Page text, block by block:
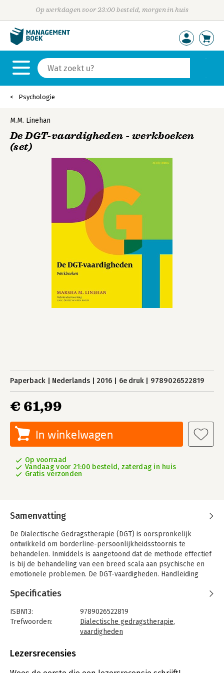
Op werkdagen voor 23:00 besteld, morgen in huis
Psychologie
M.M. Linehan
De DGT-vaardigheden - werkboeken
(set)
Paperback Nederlands 2016 6e druk 9789026522819
€ 61,99
In winkelwagen
Op voorraad
Vandaag voor 21:00 besteld, zaterdag in huis
Gratis verzonden
Samenvatting
De Dialectische Gedragstherapie (DGT) is oorspronkelijk
ontwikkeld om borderline-persoonlijkheidsstoornis te
behandelen. Inmiddels is aangetoond dat de methode effectief
is bij de behandeling van een breed scala aan psychische en
emotionele problemen. De DGT-vaardigheden. Handleiding
Marsha Linehan geeft cliënt en therapeut een volledig
veranderen, waarbij zowel validatieprincipes als
gedragstherapeutisch beïnvloeden van gedrag geleerd wordt.
uitgebracht bij De DGT-vaardigheden - Handleiding voor de
werkboeken bevatten meer dan 225 gebruiksvriendelijke
Specificaties
ISBN13:
9789026522819
Trefwoorden:
Dialectische gedragstherapie,
vaardigheden
Bindwijze:
Lezersrecensies